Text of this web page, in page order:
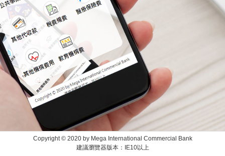
Copyright © 2020 by Mega International Commercial Bank
建議瀏覽器版本：IE10以上